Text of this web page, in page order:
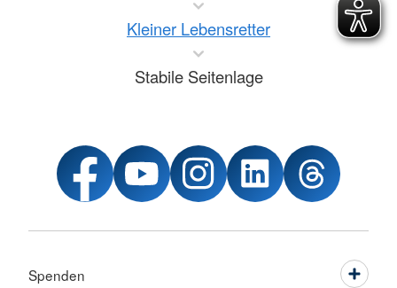
Kleiner Lebensretter
Stabile Seitenlage
Spenden